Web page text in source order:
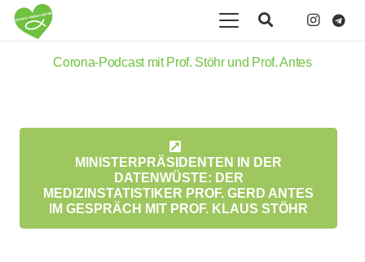
Corona-Podcast mit Prof. Stöhr und Prof. Antes
MINISTERPRÄSIDENTEN IN DER
DATENWÜSTE: DER
MEDIZINSTATISTIKER PROF. GERD ANTES
IM GESPRÄCH MIT PROF. KLAUS STÖHR